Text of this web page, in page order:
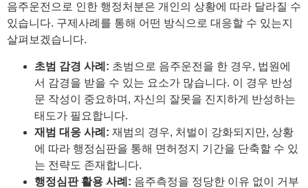
음주운전으로 인한 행정처분은 개인의 상황에 따라 달라질 수
있습니다. 구제사례를 통해 어떤 방식으로 대응할 수 있는지
살펴보겠습니다.
초범 감경 사례: 초범으로 음주운전을 한 경우, 법원에
서 감경을 받을 수 있는 요소가 많습니다. 이 경우 반성
문 작성이 중요하며, 자신의 잘못을 진지하게 반성하는
태도가 필요합니다.
재범 대응 사례: 재범의 경우, 처벌이 강화되지만, 상황
에 따라 행정심판을 통해 면허정지 기간을 단축할 수 있
는 전략도 존재합니다.
행정심판 활용 사례: 음주측정을 정당한 이유 없이 거부